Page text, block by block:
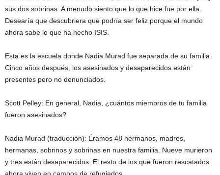
sus dos sobrinas. A menudo siento que lo que hice fue por ella.
Desearía que descubriera que podría ser feliz porque el mundo
ahora sabe lo que ha hecho ISIS.
Esta es la escuela donde Nadia Murad fue separada de su familia.
Cinco años después, los asesinados y desaparecidos están
presentes pero no denunciados.
Scott Pelley: En general, Nadia, ¿cuántos miembros de tu familia
fueron asesinados?
Nadia Murad (traducción): Éramos 48 hermanos, madres,
hermanas, sobrinos y sobrinas en nuestra familia. Nueve murieron
y tres están desaparecidos. El resto de los que fueron rescatados